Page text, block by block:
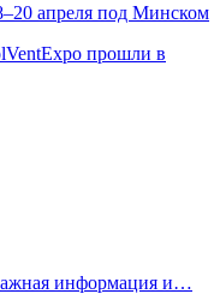
апреля под Минском
прошли в
информация и…